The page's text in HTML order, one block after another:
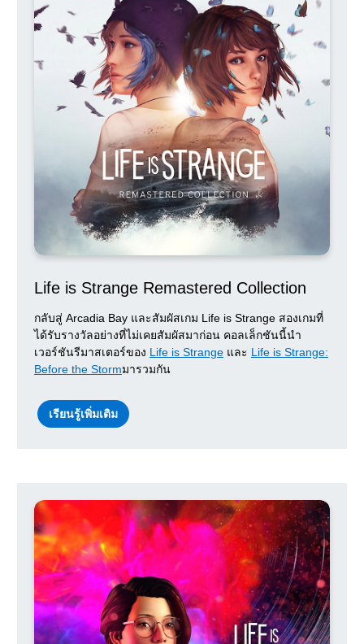
Life is Strange Remastered Collection
กลับสู่ Arcadia Bay และสัมผัสเกม Life is Strange สองเกมที่
ได้รับรางวัลอย่างที่ไม่เคยสัมผัสมาก่อน คอลเล็กชันนี้นำ
เวอร์ชันรีมาสเตอร์ของ Life is Strange และ Life is Strange:
Before the Stormมารวมกัน
เรียนรู้เพิ่มเติม